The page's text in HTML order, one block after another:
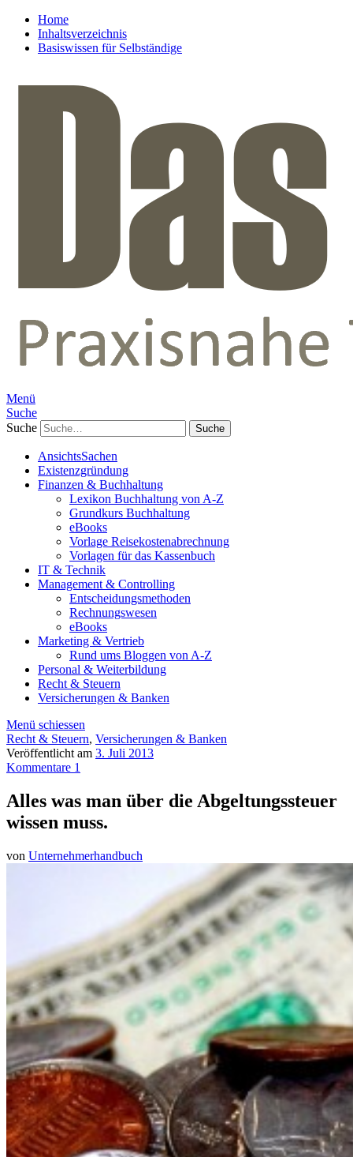
Home
Inhaltsverzeichnis
Basiswissen für Selbständige
Menü
Suche
Suche
AnsichtsSachen
Existenzgründung
Finanzen & Buchhaltung
Lexikon Buchhaltung von A-Z
Grundkurs Buchhaltung
eBooks
Vorlage Reisekostenabrechnung
Vorlagen für das Kassenbuch
IT & Technik
Management & Controlling
Entscheidungsmethoden
Rechnungswesen
eBooks
Marketing & Vertrieb
Rund ums Bloggen von A-Z
Personal & Weiterbildung
Recht & Steuern
Versicherungen & Banken
Menü schiessen
Recht & Steuern, Versicherungen & Banken
Veröffentlicht am 3. Juli 2013
Kommentare 1
Alles was man über die Abgeltungssteuer
wissen muss.
von Unternehmerhandbuch